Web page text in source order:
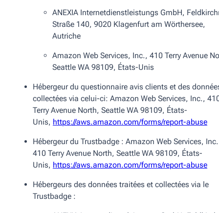
ANEXIA Internetdienstleistungs GmbH,
Straße 140, 9020 Klagenfurt am Wörthersee,
Autriche
Amazon Web Services, Inc., 410 Terry Avenue
Seattle WA 98109, États-Unis
Hébergeur du questionnaire avis clients et des
collectées via celui-ci: Amazon Web Services, Inc.,
Terry Avenue North, Seattle WA 98109, États-
Unis, https://aws.amazon.com/forms/report-abuse
Hébergeur du Trustbadge : Amazon Web Services,
410 Terry Avenue North, Seattle WA 98109, États-
Unis, https://aws.amazon.com/forms/report-abuse
Hébergeurs des données traitées et collectées via le
Trustbadge :